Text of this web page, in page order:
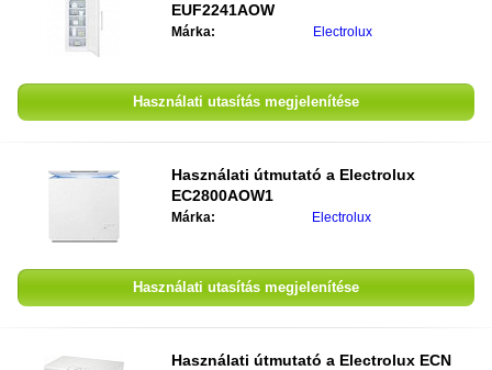
EUF2241AOW
Márka: Electrolux
Használati utasítás megjelenítése
Használati útmutató a Electrolux
EC2800AOW1
Márka: Electrolux
Használati utasítás megjelenítése
Használati útmutató a Electrolux ECN